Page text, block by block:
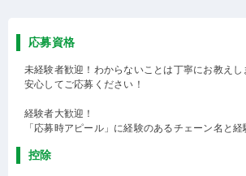
応募資格
未経験者歓迎！わからないことは丁寧にお教えし
安心してご応募ください！
経験者大歓迎！
「応募時アピール」に経験のあるチェーン名と
控除